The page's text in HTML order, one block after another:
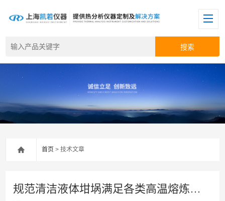
首页 > 技术文章
规范清洁液体坩埚满足各类高温熔炼实验的使用标准